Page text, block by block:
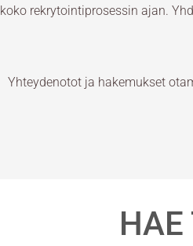
koko rekrytointiprosessin ajan.
Yhteydenotot ja hakemukset